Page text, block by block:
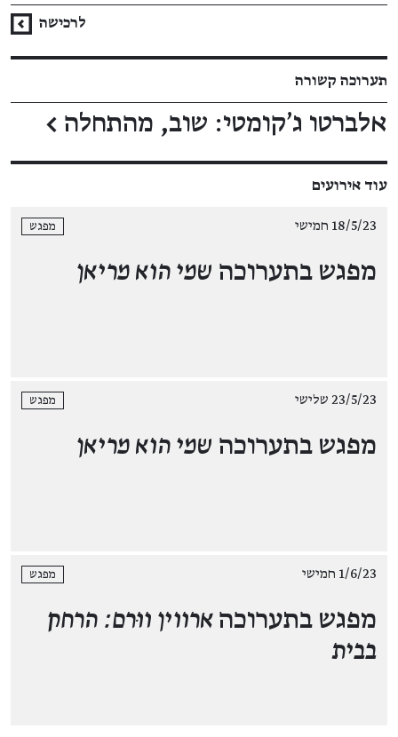
לרכישה
תערוכה קשורה
אלברטו ג'קומטי: שוב, מהתחלה ←
עוד אירועים
18/5/23 חמישי מפגש
מפגש בתערוכה שמי הוא מריאן
23/5/23 שלישי מפגש
מפגש בתערוכה שמי הוא מריאן
1/6/23 חמישי מפגש
מפגש בתערוכה ארווין ווּרם: הרחק
בבית